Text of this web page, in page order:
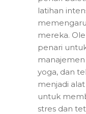
latihan
mereka.
penari
yoga, dan
menjadi
untuk
stres dan